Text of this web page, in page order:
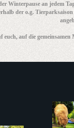
Winterpause an jedem
der o.g.
euch, auf die